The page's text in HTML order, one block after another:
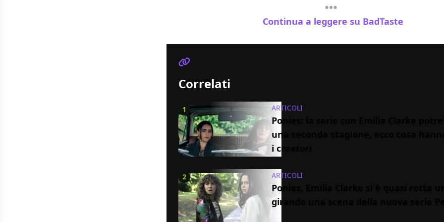
Continua a leggere su BadTaste
Correlati
1 ARTICOLI
Ponies: la serie con Emilia Clarke
una seconda stagione, ecco cosa
i creatori
2 ARTICOLI
Ponies, Emilia Clarke si è quasi rotta
girando una scena della nuova serie